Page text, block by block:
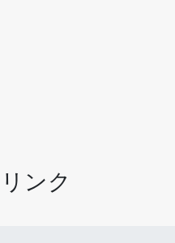
ンク